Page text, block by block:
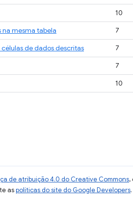
10
mesma tabela
7
de dados descritas
7
7
10
de atribuição 4.0 do Creative Commons,
aspolíticas do site do Google Developers